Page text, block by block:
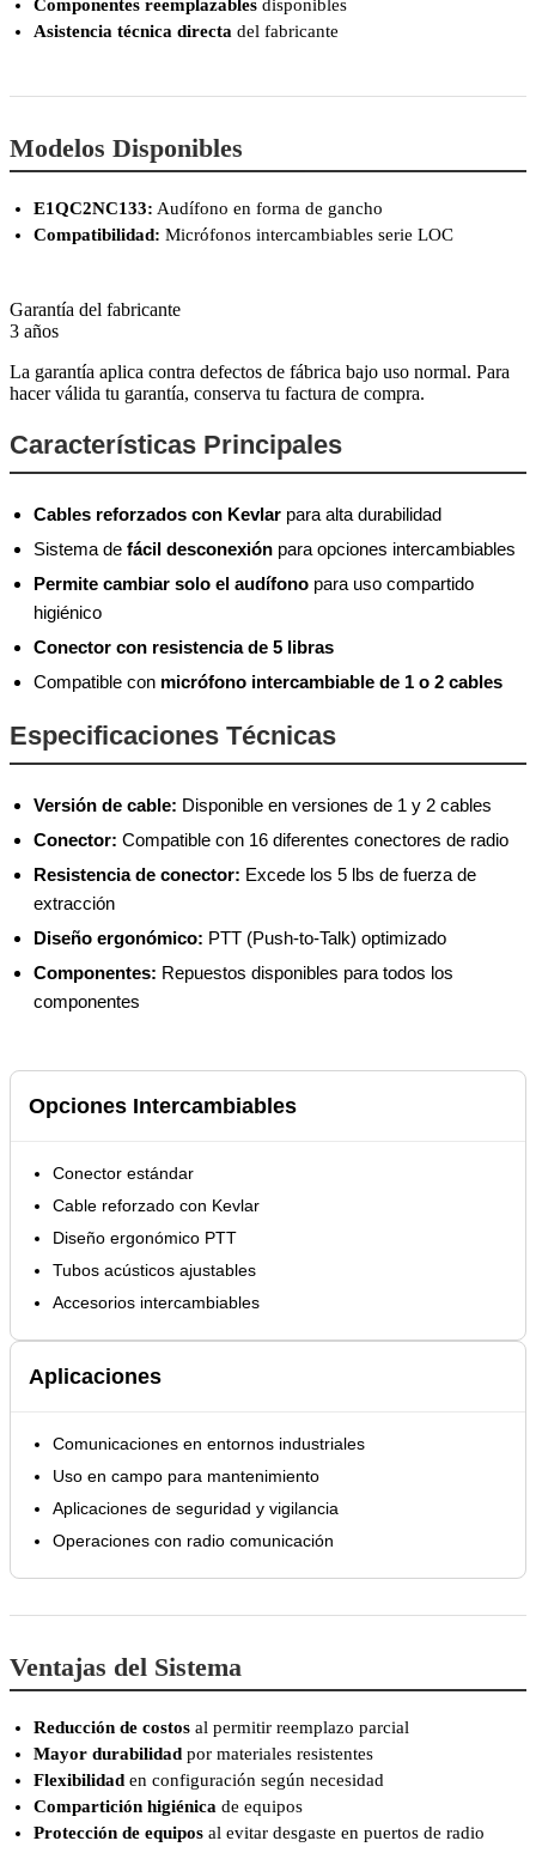
Componentes reemplazables disponibles
Asistencia técnica directa del fabricante
Modelos Disponibles
E1QC2NC133: Audífono en forma de gancho
Compatibilidad: Micrófonos intercambiables serie LOC
Garantía del fabricante
3 años
La garantía aplica contra defectos de fábrica bajo uso normal. Para
hacer válida tu garantía, conserva tu factura de compra.
Características Principales
Cables reforzados con Kevlar para alta durabilidad
Sistema de fácil desconexión para opciones intercambiables
Permite cambiar solo el audífono para uso compartido
higiénico
Conector con resistencia de 5 libras
Compatible con micrófono intercambiable de 1 o 2 cables
Especificaciones Técnicas
Versión de cable: Disponible en versiones de 1 y 2 cables
Conector: Compatible con 16 diferentes conectores de radio
Resistencia de conector: Excede los 5 lbs de fuerza de
extracción
Diseño ergonómico: PTT (Push-to-Talk) optimizado
Componentes: Repuestos disponibles para todos los
componentes
Opciones Intercambiables
Conector estándar
Cable reforzado con Kevlar
Diseño ergonómico PTT
Tubos acústicos ajustables
Accesorios intercambiables
Aplicaciones
Comunicaciones en entornos industriales
Uso en campo para mantenimiento
Aplicaciones de seguridad y vigilancia
Operaciones con radio comunicación
Ventajas del Sistema
Reducción de costos al permitir reemplazo parcial
Mayor durabilidad por materiales resistentes
Flexibilidad en configuración según necesidad
Compartición higiénica de equipos
Protección de equipos al evitar desgaste en puertos de radio